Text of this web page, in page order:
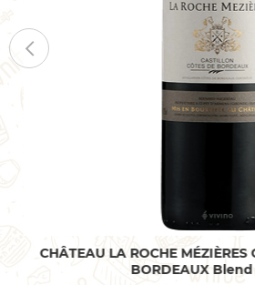
CHÂTEAU LA ROCHE MÉZIÈRES
BORDEAUX Blend -